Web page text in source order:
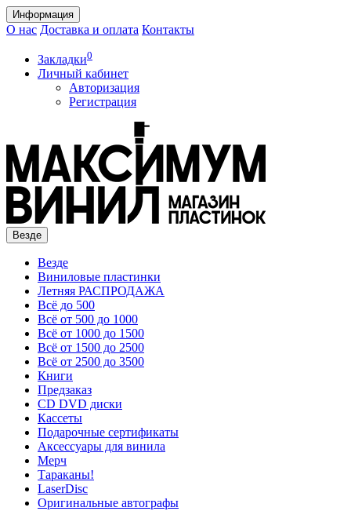
Информация
О нас Доставка и оплата Контакты
Закладки0
Личный кабинет
Авторизация
Регистрация
Везде
Везде
Виниловые пластинки
Летняя РАСПРОДАЖА
Всё до 500
Всё от 500 до 1000
Всё от 1000 до 1500
Всё от 1500 до 2500
Всё от 2500 до 3500
Книги
Предзаказ
CD DVD диски
Кассеты
Подарочные сертификаты
Аксессуары для винила
Мерч
Тараканы!
LaserDisc
Оригинальные автографы